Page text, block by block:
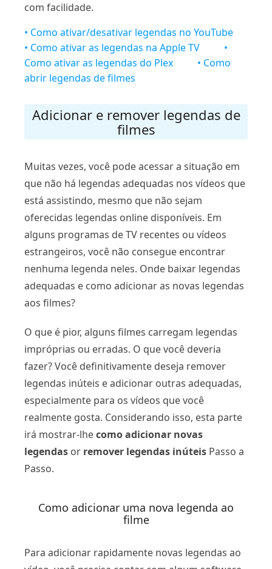
com facilidade.
• Como ativar/desativar legendas no YouTube
• Como ativar as legendas na Apple TV
•
Como ativar as legendas do Plex
• Como
abrir legendas de filmes
Adicionar e remover legendas de
filmes
Muitas vezes, você pode acessar a situação em
que não há legendas adequadas nos vídeos que
está assistindo, mesmo que não sejam
oferecidas legendas online disponíveis. Em
alguns programas de TV recentes ou vídeos
estrangeiros, você não consegue encontrar
nenhuma legenda neles. Onde baixar legendas
adequadas e como adicionar as novas legendas
aos filmes?
O que é pior, alguns filmes carregam legendas
impróprias ou erradas. O que você deveria
fazer? Você definitivamente deseja remover
legendas inúteis e adicionar outras adequadas,
especialmente para os vídeos que você
realmente gosta. Considerando isso, esta parte
irá mostrar-lhecomo adicionar novas
legendas or remover legendas inúteis Passo a
Passo.
Como adicionar uma nova legenda ao
filme
Para adicionar rapidamente novas legendas ao